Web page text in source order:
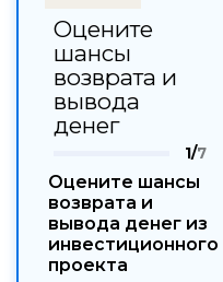
Оцените
шансы
возврата и
вывода
денег
1/7
Оцените шансы
возврата и
вывода денег из
инвестиционного
проекта